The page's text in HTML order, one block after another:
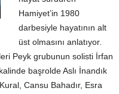
Hamiyet’in 1980
darbesiyle hayatının alt
üst olmasını anlatıyor.
Peyk grubunun solisti İrfan
başrolde Aslı İnandık
Cansu Bahadır, Esra